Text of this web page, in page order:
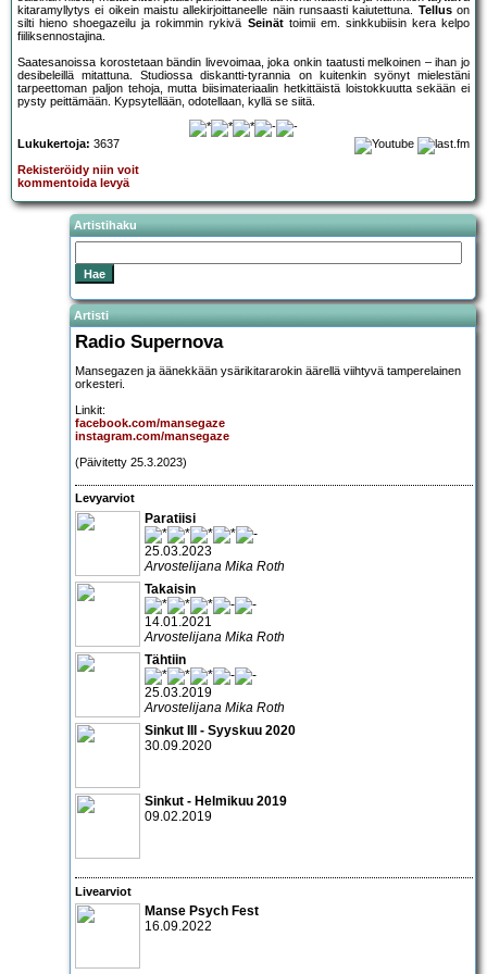
kitaramyllytys ei oikein maistu allekirjoittaneelle näin runsaasti kaiutettuna. Telluson
silti hieno shoegazeilu ja rokimmin rykivä Seinättoimii em. sinkkubiisin kera kelpo
fiiliksennostajina.
Saatesanoissa korostetaan bändin livevoimaa, joka onkin taatusti melkoinen – ihan jo
desibeleillä mitattuna. Studiossa diskantti-tyrannia on kuitenkin syönyt mielestäni
tarpeettoman paljon tehoja, mutta biisimateriaalin hetkittäistä loistokkuutta sekään ei
pysty peittämään. Kypsytellään, odotellaan, kyllä se siitä.
Lukukertoja: 3637
Rekisteröidy niin voit
kommentoida levyä
Artistihaku
Artisti
Radio Supernova
Mansegazen ja äänekkään ysärikitararokin äärellä viihtyvä tamperelainen
orkesteri.
Linkit:
facebook.com/mansegaze
instagram.com/mansegaze
(Päivitetty 25.3.2023)
Levyarviot
Paratiisi
25.03.2023
Arvostelijana Mika Roth
Takaisin
14.01.2021
Arvostelijana Mika Roth
Tähtiin
25.03.2019
Arvostelijana Mika Roth
Sinkut III - Syyskuu 2020
30.09.2020
Sinkut - Helmikuu 2019
09.02.2019
Livearviot
Manse Psych Fest
16.09.2022